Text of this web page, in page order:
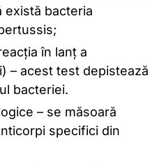
există bacteria
în lanț a
– acest test depistează
bacteriei.
– se măsoară
specifici din